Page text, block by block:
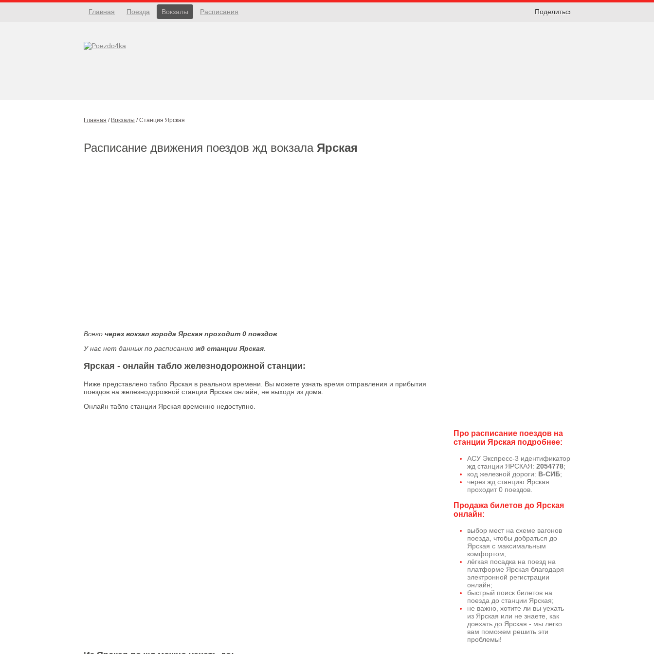
Главная Поезда Вокзалы Расписания Поделиться:
Главная / Вокзалы /Станция Ярская
Расписание движения поездов жд вокзала Ярская
Всего через вокзал города Ярская проходит 0 поездов
У нас нет данных по расписанию жд станции Ярская
Ярская - онлайн табло железнодорожной станции:
Ниже представлено табло Ярская в реальном времени. Вы можете узнать время отправления и прибытия
поездов на железнодорожной станции Ярская онлайн, не выходя из дома.
Онлайн табло станции Ярская временно недоступно.
Про расписание поездов на
станции Ярская подробнее:
АСУ Экспресс-3 идентификатор
жд станции ЯРСКАЯ: 2054778;
код железной дороги: В-СИБ;
через жд станцию Ярская
проходит 0 поездов.
Продажа билетов до Ярская
онлайн:
выбор мест на схеме вагонов
поезда, чтобы добраться до
Ярская с максимальным
комфортом;
лёгкая посадка на поезд на
платформе Ярская благодаря
электронной регистрации
онлайн;
быстрый поиск билетов на
поезда до станции Ярская;
не важно, хотите ли вы уехать
из Ярская или не знаете, как
доехать до Ярская - мы легко
вам поможем решить эти
проблемы!